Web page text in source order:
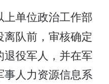
上单位政治工作部
队前，审核确定
役军人，并在军
事人力资源信息系